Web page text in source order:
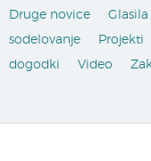
Druge novice
sodelovanje
Projekti
dogodki
Video